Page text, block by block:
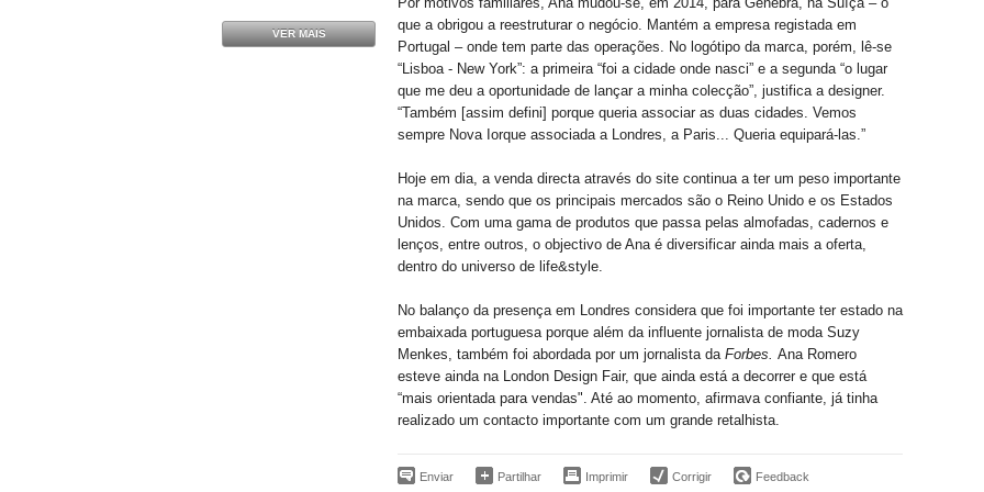
que a obrigou a reestruturar o negócio. Mantém a empresa registada em
Portugal – onde tem parte das operações. No logótipo da marca, porém, lê-se
“Lisboa - New York”: a primeira “foi a cidade onde nasci” e a segunda “o lugar
que me deu a oportunidade de lançar a minha colecção”, justifica a designer.
“Também [assim defini] porque queria associar as duas cidades. Vemos
sempre Nova Iorque associada a Londres, a Paris... Queria equipará-las.”
Hoje em dia, a venda directa através do site continua a ter um peso importante
na marca, sendo que os principais mercados são o Reino Unido e os Estados
Unidos. Com uma gama de produtos que passa pelas almofadas, cadernos e
lenços, entre outros, o objectivo de Ana é diversificar ainda mais a oferta,
dentro do universo de life&style.
No balanço da presença em Londres considera que foi importante ter estado na
embaixada portuguesa porque além da influente jornalista de moda Suzy
Menkes, também foi abordada por um jornalista da Forbes. Ana Romero
esteve ainda na London Design Fair, que ainda está a decorrer e que está
“mais orientada para vendas". Até ao momento, afirmava confiante, já tinha
realizado um contacto importante com um grande retalhista.
Enviar Partilhar Imprimir Corrigir Feedback
VER MAIS